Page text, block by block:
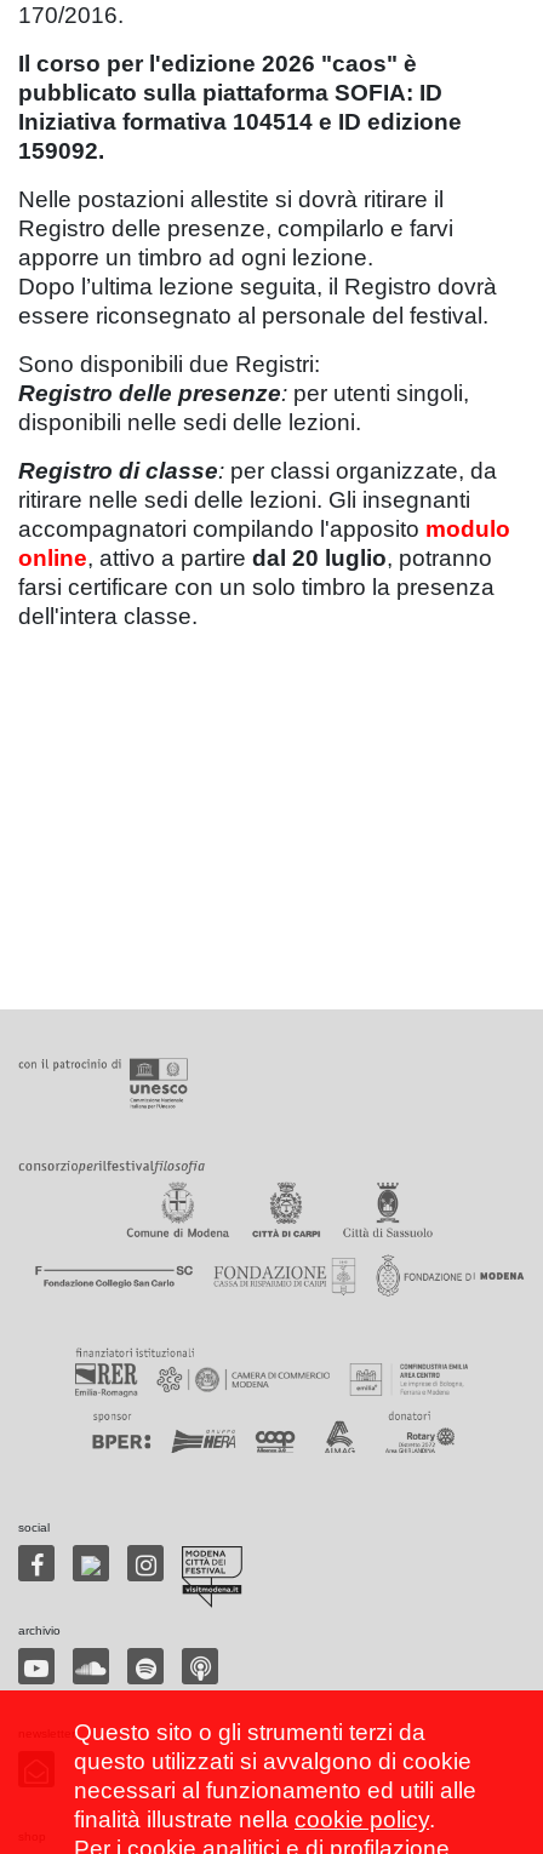
170/2016.
Il corso per l'edizione 2026 "caos" è
pubblicato sulla piattaforma SOFIA: ID
Iniziativa formativa 104514 e ID edizione
159092.
Nelle postazioni allestite si dovrà ritirare il
Registro delle presenze, compilarlo e farvi
apporre un timbro ad ogni lezione.
Dopo l’ultima lezione seguita, il Registro dovrà
essere riconsegnato al personale del festival.
Sono disponibili due Registri:
Registro delle presenze: per utenti singoli,
disponibili nelle sedi delle lezioni.
Registro di classe: per classi organizzate, da
ritirare nelle sedi delle lezioni. Gli insegnanti
accompagnatori compilando l'apposito modulo
online, attivo a partire dal 20 luglio, potranno
farsi certificare con un solo timbro la presenza
dell'intera classe.
social
archivio
Questo sito o gli strumenti terzi da
questo utilizzati si avvalgono di cookie
necessari al funzionamento ed utili alle
finalità illustrate nella cookie policy.
Per i cookie analitici e di profilazione